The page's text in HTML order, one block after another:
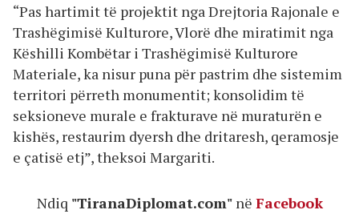
“Pas hartimit të projektit nga Drejtoria Rajonale e
Trashëgimisë Kulturore, Vlorë dhe miratimit nga
Këshilli Kombëtar i Trashëgimisë Kulturore
Materiale, ka nisur puna për pastrim dhe sistemim
territori përreth monumentit; konsolidim të
seksioneve murale e frakturave në muraturën e
kishës, restaurim dyersh dhe dritaresh, qeramosje
e çatisë etj”, theksoi Margariti.
Ndiq "TiranaDiplomat.com" në Facebook